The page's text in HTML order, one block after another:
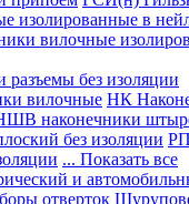
изолированные в
вилочные
разъемы без изоляции
вилочные НК
наконечники
без изоляции
... Показать все
и
отверток